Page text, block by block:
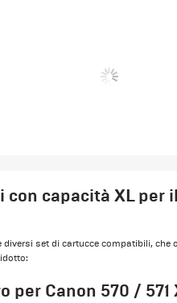
capacità XL per
diversi set di cartucce compatibili, che
per Canon 570 / 571